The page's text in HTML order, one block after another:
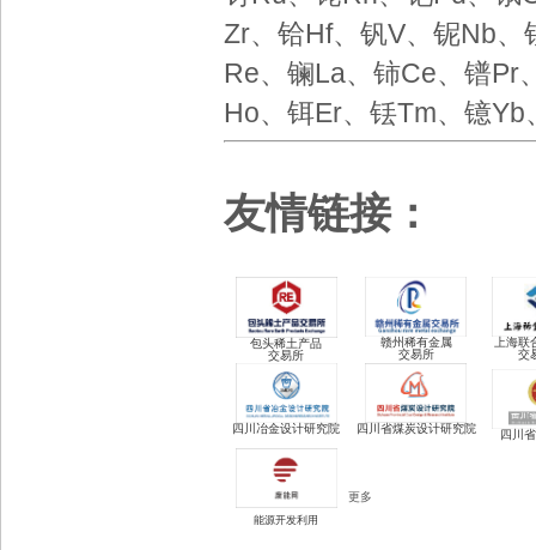
Zr、铪Hf、钒V、铌Nb、
Re、镧La、铈Ce、镨Pr
Ho、铒Er、铥Tm、镱
友情链接：
包头稀土产品
交易所
赣州稀有金属
交易所
上海
交
四川冶金设计研究院 四川省煤炭设计研究院 四川
能源开发利用
更多